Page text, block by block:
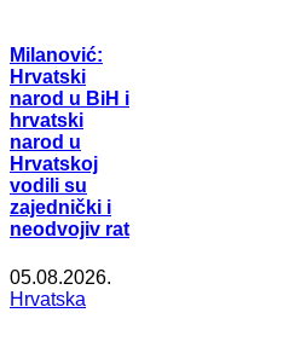
Milanović:
Hrvatski
narod u BiH i
hrvatski
narod u
Hrvatskoj
vodili su
zajednički i
neodvojiv rat
05.08.2026.
Hrvatska